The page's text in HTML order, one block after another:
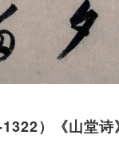
）《山堂诗